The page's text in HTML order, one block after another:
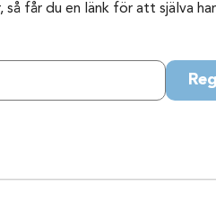
så får du en länk för att själva